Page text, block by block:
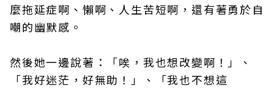
麼拖延症啊、懶啊、人生苦短啊，還有著勇於自
嘲的幽默感。
然後她一邊說著：「唉，我也想改變啊！」、
「我好迷茫，好無助！」、「我也不想這